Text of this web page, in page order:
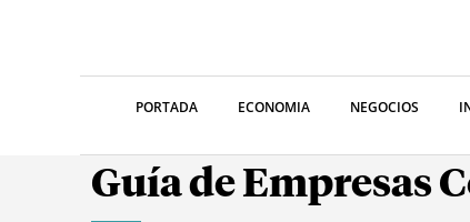
PORTADA ECONOMIA NEGOCIOS
Guía de Empresas